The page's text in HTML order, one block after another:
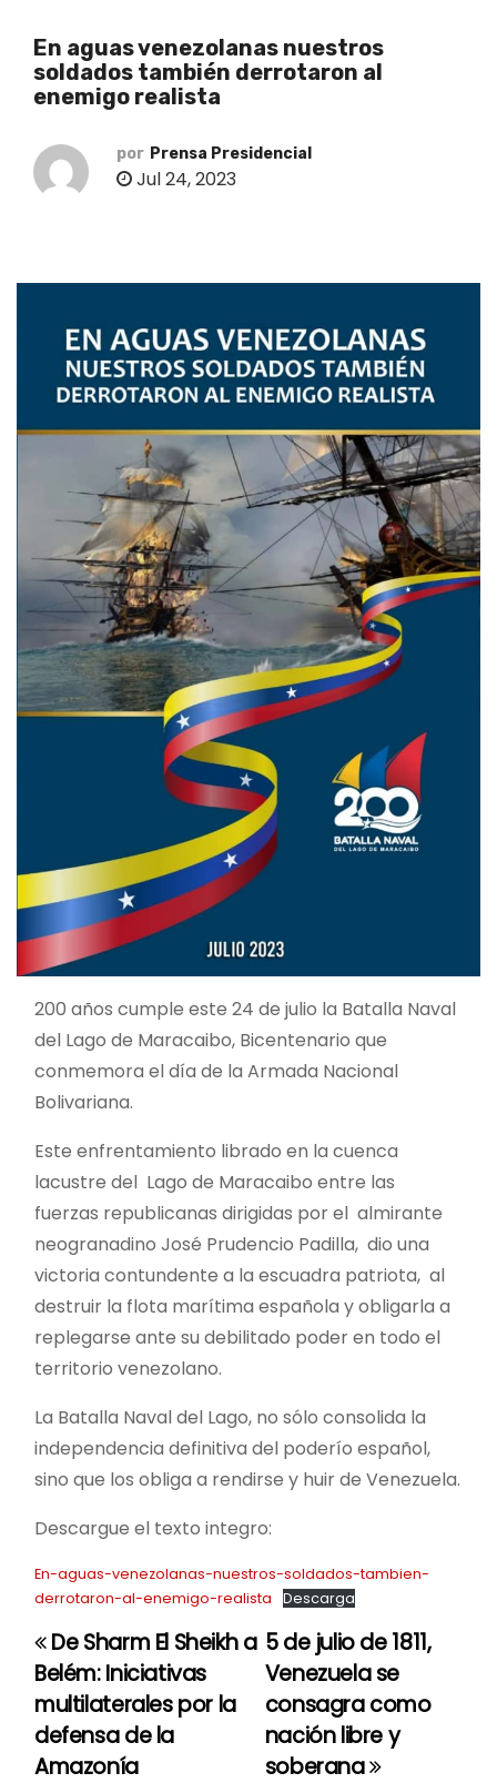
En aguas venezolanas nuestros
soldados también derrotaron al
enemigo realista
por Prensa Presidencial
Jul 24, 2023
200 años cumple este 24 de julio la Batalla Naval
del Lago de Maracaibo, Bicentenario que
conmemora el día de la Armada Nacional
Bolivariana.
Este enfrentamiento librado en la cuenca
lacustre del Lago de Maracaibo entre las
fuerzas republicanas dirigidas por el almirante
neogranadino José Prudencio Padilla, dio una
victoria contundente a la escuadra patriota, al
destruir la flota marítima española y obligarla a
replegarse ante su debilitado poder en todo el
territorio venezolano.
La Batalla Naval del Lago, no sólo consolida la
independencia definitiva del poderío español,
sino que los obliga a rendirse y huir de Venezuela.
Descargue el texto integro:
En-aguas-venezolanas-nuestros-soldados-tambien-
derrotaron-al-enemigo-realista
Descarga
N
a
v
5 de julio de 1811,
Venezuela se
consagra como
nación libre y
soberana
De Sharm El Sheikh a
Belém: Iniciativas
multilaterales por la
defensa de la
Amazonía